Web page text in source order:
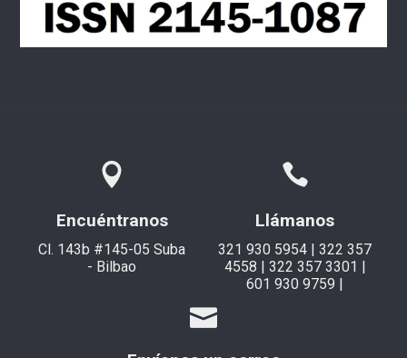
Encuéntranos
Cl. 143b #145-05 Suba
- Bilbao
Llámanos
321 930 5954 | 322 357
4558 | 322 357 3301 |
601 930 9759 |